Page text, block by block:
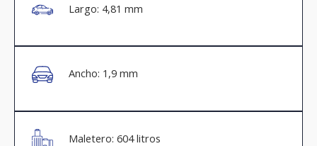
Largo: 4,81 mm
Ancho: 1,9 mm
Maletero: 604 litros